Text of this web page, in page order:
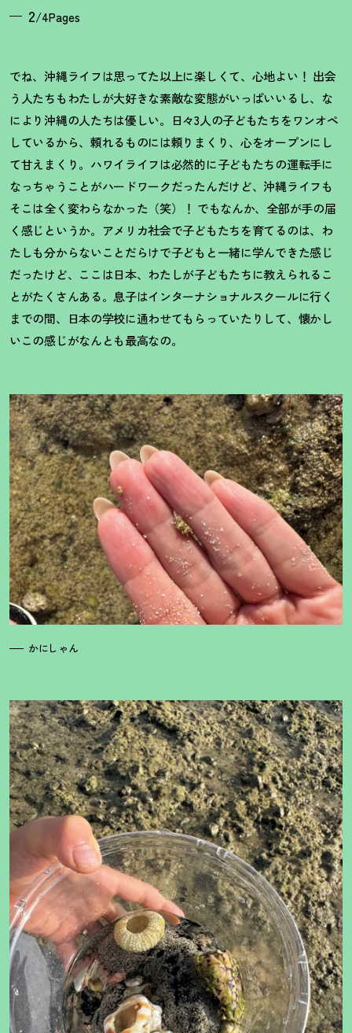
2/4Pages
でね、沖縄ライフは思ってた以上に楽しくて、心地よい ！ 出会
う人たちもわたしが大好きな素敵な変態がいっぱいいるし、な
により沖縄の人たちは優しい。日々3人の子どもたちをワンオペ
しているから、頼れるものには頼りまくり、心をオープンにし
て甘えまくり。ハワイライフは必然的に子どもたちの運転手に
なっちゃうことがハードワークだったんだけど、沖縄ライフも
そこは全く変わらなかった（笑）
！ でもなんか、全部が手の届
く感じというか。アメリカ社会で子どもたちを育てるのは、わ
たしも分からないことだらけで子どもと一緒に学んできた感じ
だったけど、ここは日本、わたしが子どもたちに教えられるこ
とがたくさんある。息子はインターナショナルスクールに行く
までの間、日本の学校に通わせてもらっていたりして、懐かし
いこの感じがなんとも最高なの。
かにしゃん